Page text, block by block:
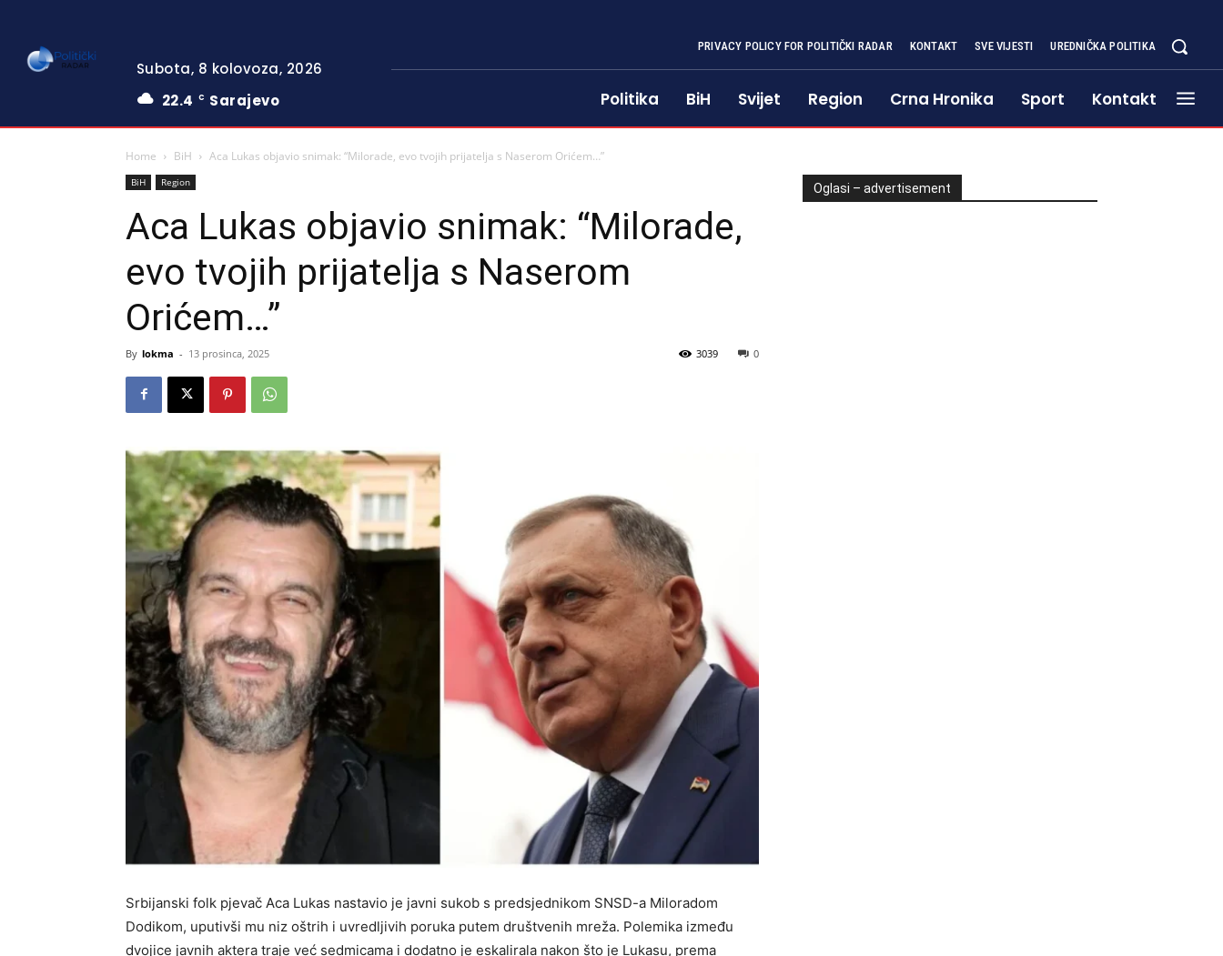
Subota, 8 kolovoza, 2026
22.4
C Sarajevo
PRIVACY POLICY FOR POLITIČKI RADAR KONTAKT SVE VIJESTI UREDNIČKA POLITIKA
Politika BiH Svijet Region Crna Hronika Sport Kontakt
Home BiH Aca Lukas objavio snimak: “Milorade, evo tvojih prijatelja s Naserom Orićem…”
BiH Region
Aca Lukas objavio snimak: “Milorade,
evo tvojih prijatelja s Naserom
Orićem…”
By lokma - 13 prosinca, 2025 0
3039
Srbijanski folk pjevač Aca Lukas nastavio je javni sukob s predsjednikom SNSD-a Miloradom
Dodikom, uputivši mu niz oštrih i uvredljivih poruka putem društvenih mreža. Polemika između
dvojice javnih aktera traje već sedmicama i dodatno je eskalirala nakon što je Lukasu, prema
Oglasi – advertisement